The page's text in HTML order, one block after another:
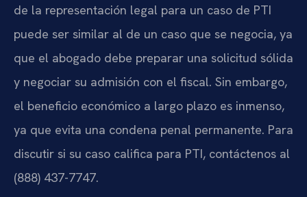
de la representación legal para un caso de PTI
puede ser similar al de un caso que se negocia, ya
que el abogado debe preparar una solicitud sólida
y negociar su admisión con el fiscal. Sin embargo,
el beneficio económico a largo plazo es inmenso,
ya que evita una condena penal permanente. Para
discutir si su caso califica para PTI, contáctenos al
(888) 437-7747.